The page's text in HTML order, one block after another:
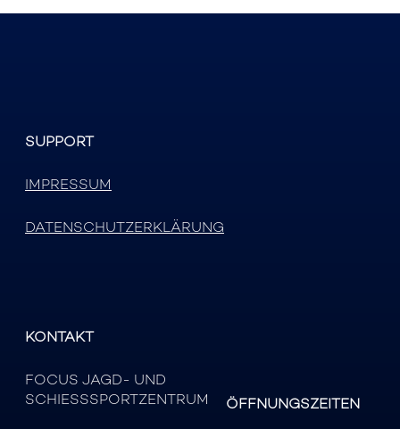
SUPPORT
IMPRESSUM
DATENSCHUTZERKLÄRUNG
KONTAKT
FOCUS JAGD- UND
SCHIESSSPORTZENTRUM
ÖFFNUNGSZEITEN